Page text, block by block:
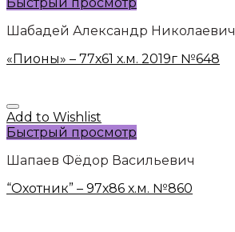
Шабадей Александр Николаевич
«Пионы» – 77х61 х.м. 2019г №648
Add to Wishlist
Быстрый просмотр
Шапаев Фёдор Васильевич
“Охотник” – 97х86 х.м. №860